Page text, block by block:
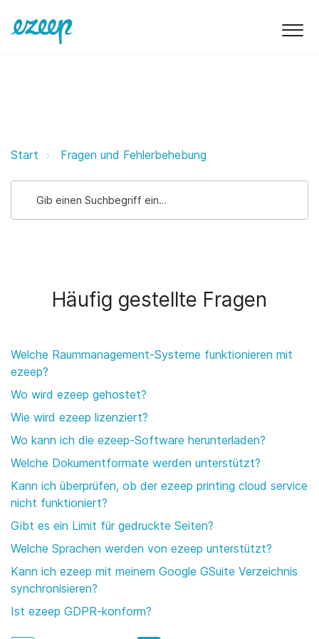
Häufig gestellte Fragen ezeep
Start Fragen und Fehlerbehebung
Häufig gestellte Fragen
Welche Raummanagement-Systeme funktionieren mit
ezeep?
Wo wird ezeep gehostet?
Wie wird ezeep lizenziert?
Wo kann ich die ezeep-Software herunterladen?
Welche Dokumentformate werden unterstützt?
Kann ich überprüfen, ob der ezeep printing cloud service
nicht funktioniert?
Gibt es ein Limit für gedruckte Seiten?
Welche Sprachen werden von ezeep unterstützt?
Kann ich ezeep mit meinem Google GSuite Verzeichnis
synchronisieren?
Ist ezeep GDPR-konform?